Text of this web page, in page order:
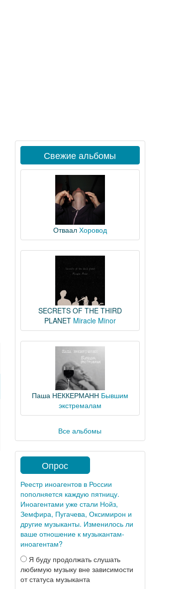
Свежие альбомы
Отваал Хоровод
SECRETS OF THE THIRD
PLANET Miracle Minor
Паша НЕККЕРМАНН Бывшим
экстремалам
Все альбомы
Опрос
Реестр иноагентов в России
пополняется каждую пятницу.
Иноагентами уже стали Нойз,
Земфира, Пугачева, Оксимирон и
другие музыканты. Изменилось ли
ваше отношение к музыкантам-
иноагентам?
Я буду продолжать слушать
любимую музыку вне зависимости
от статуса музыканта